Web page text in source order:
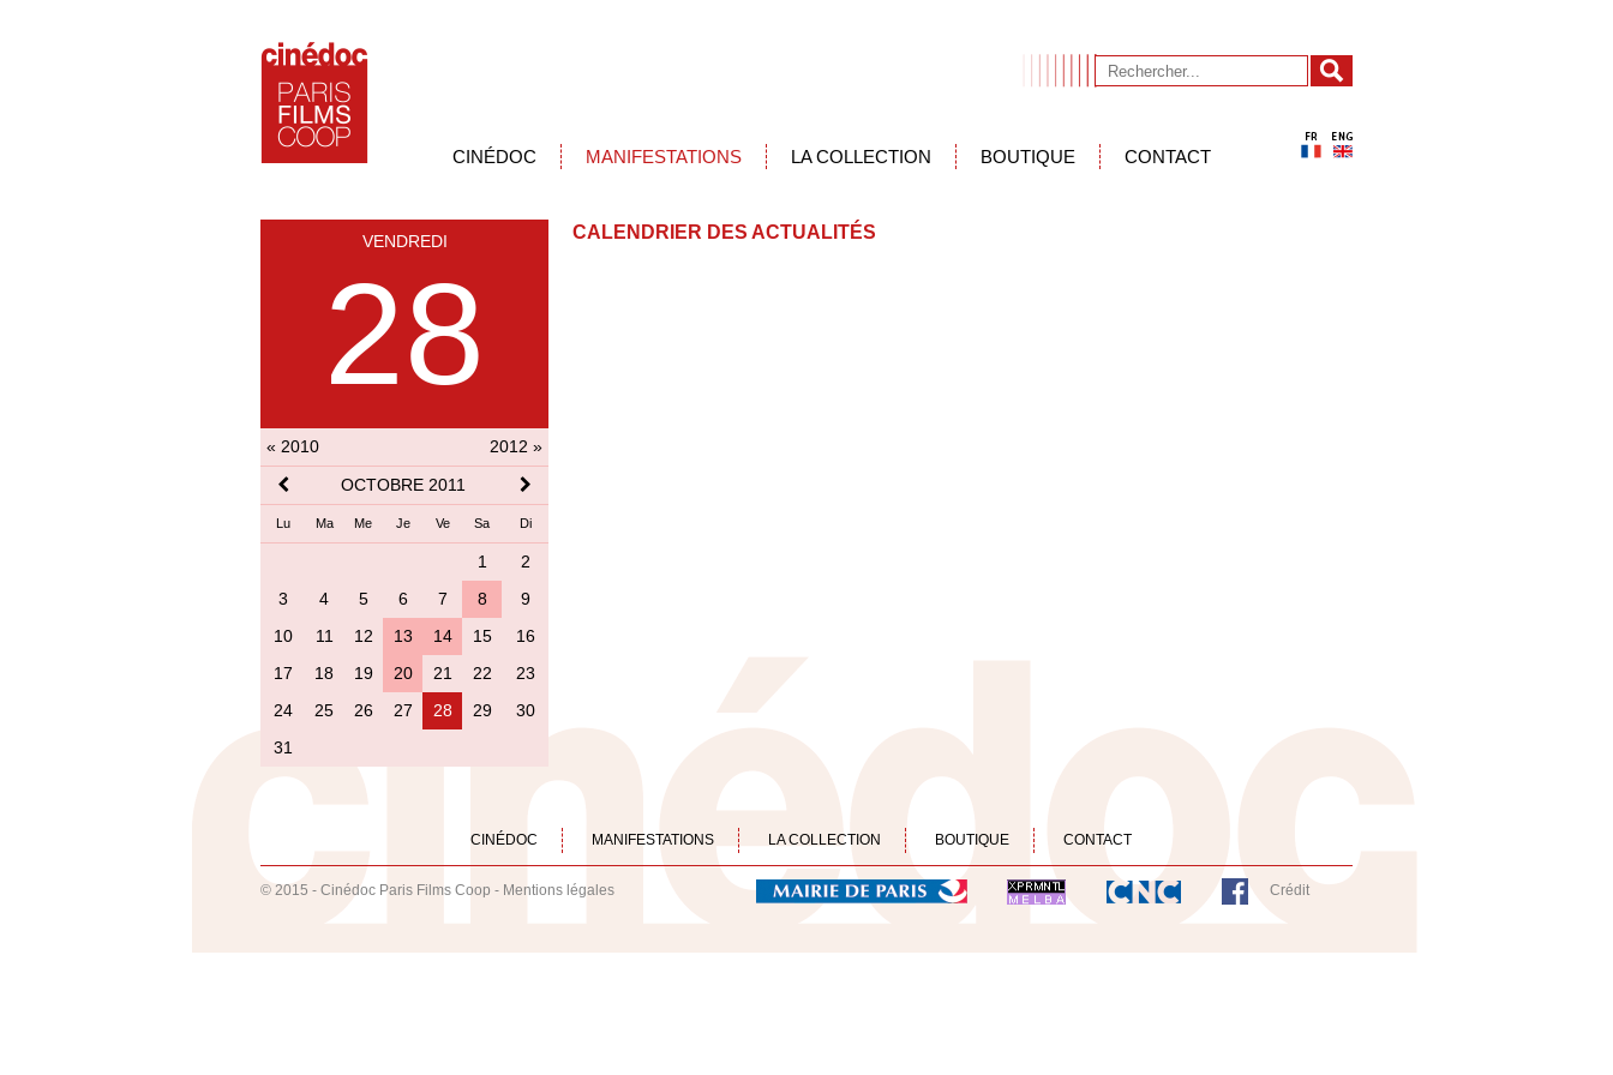
CINÉDOC MANIFESTATIONS LA COLLECTION BOUTIQUE CONTACT
VENDREDI
28
« 2010
2012 »
OCTOBRE 2011
Lu Ma Me Je Ve Sa Di
1
2
3
4 5 6 7 8
9
10
11 12 13 14 15
16
17
18 19 20 21 22
23
24
25 26 27 28 29
30
31
CALENDRIER DES ACTUALITÉS
CINÉDOC MANIFESTATIONS LA COLLECTION BOUTIQUE CONTACT
© 2015 - Cinédoc Paris Films Coop - Mentions légales Crédit